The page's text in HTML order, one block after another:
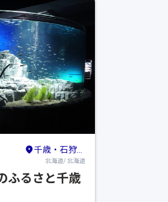
千歳・石狩・夕張・岩見沢
北海道/ 北海道
ふるさと千歳